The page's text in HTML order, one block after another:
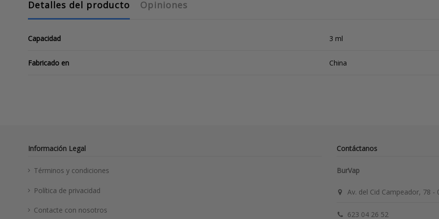
Detalles del producto Opiniones
Capacidad 3 ml
Fabricado en China
Información Legal
Términos y condiciones
Política de privacidad
Contacte con nosotros
Contáctanos
BurVap
Av. del Cid Campeador, 78 -
623 04 26 52